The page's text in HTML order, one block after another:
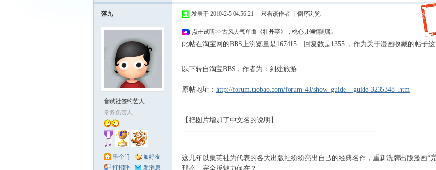
落九
音赋社签约艺人
常务负责人
串个门
加好友
打招呼
发消息
发表于 2010-2-5 04:56:21 只看该作者 倒序浏览
点击试听>>古风人气单曲《牡丹亭》，桃心儿倾情献唱
此帖在淘宝网的BBS上浏览量是167415 回复数是1355 ，作为关于漫画收藏的帖子这
以下转自淘宝BBS，作者为：到处旅游
原帖地址： http://forum.taobao.com/forum-48/show_guide---guide-3235348-.htm
【把图片增加了中文名的说明】
--------------------------------------------------------------------------------
这几年以集英社为代表的各大出版社纷纷亮出自己的经典名作，重新洗牌出版漫画“完
那么，完全版魅力何在？